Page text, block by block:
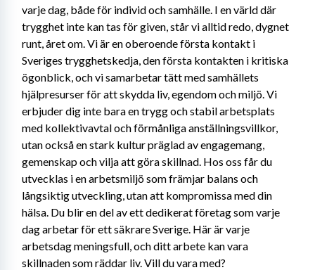
varje dag, både för individ och samhälle. I en värld där
trygghet inte kan tas för given, står vi alltid redo, dygnet
runt, året om. Vi är en oberoende första kontakt i
Sveriges trygghetskedja, den första kontakten i kritiska
ögonblick, och vi samarbetar tätt med samhällets
hjälpresurser för att skydda liv, egendom och miljö. Vi
erbjuder dig inte bara en trygg och stabil arbetsplats
med kollektivavtal och förmånliga anställningsvillkor,
utan också en stark kultur präglad av engagemang,
gemenskap och vilja att göra skillnad. Hos oss får du
utvecklas i en arbetsmiljö som främjar balans och
långsiktig utveckling, utan att kompromissa med din
hälsa. Du blir en del av ett dedikerat företag som varje
dag arbetar för ett säkrare Sverige. Här är varje
arbetsdag meningsfull, och ditt arbete kan vara
skillnaden som räddar liv. Vill du vara med?